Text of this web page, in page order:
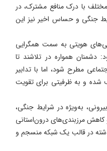
با درک منافع مشترک، در
جنگی و حساس اخیر نیز این
هویتی به سمت همگرایی
دشمنان همواره در تلاشند تا
مطرح شود، اما با تدابیر
شده و به ظرفیتی برای تقویت
به‌ویژه در شرایط جنگی،
مرزبندی‌های درون‌استانی
در قالب یک شبکه منسجم و